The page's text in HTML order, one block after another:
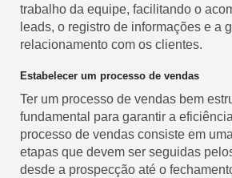
trabalho da equipe, facilitando o
leads, o registro de informações e a
relacionamento com os clientes.
Estabelecer um processo de vendas
Ter um processo de vendas bem
fundamental para garantir a
processo de vendas consiste em
etapas que devem ser seguidas
desde a prospecção até o